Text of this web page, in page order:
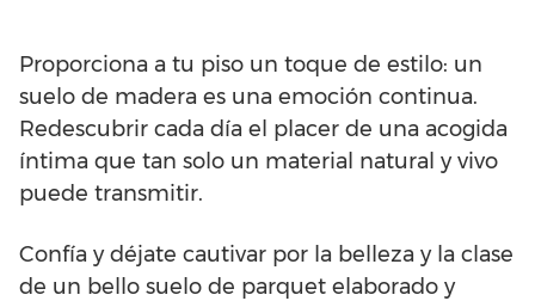
Proporciona a tu piso un toque de estilo: un
suelo de madera es una emoción continua.
Redescubrir cada día el placer de una acogida
íntima que tan solo un material natural y vivo
puede transmitir.
Confía y déjate cautivar por la belleza y la clase
de un bello suelo de parquet elaborado y